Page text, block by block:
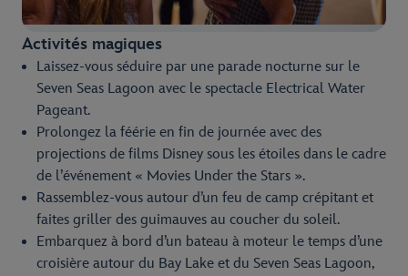
Activités magiques
Laissez-vous séduire par une parade nocturne sur le
Seven Seas Lagoon avec le spectacle Electrical Water
Pageant.
Prolongez la féérie en fin de journée avec des
projections de films Disney sous les étoiles dans le cadre
de l’événement « Movies Under the Stars ».
Rassemblez-vous autour d’un feu de camp crépitant et
faites griller des guimauves au coucher du soleil.
Embarquez à bord d’un bateau à moteur le temps d’une
croisière autour du Bay Lake et du Seven Seas Lagoon,